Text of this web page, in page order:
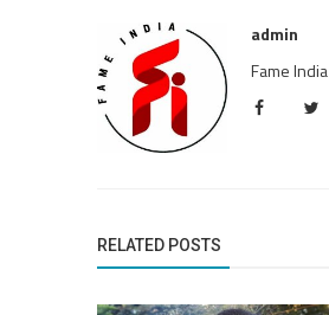
admin
Fame India
RELATED POSTS